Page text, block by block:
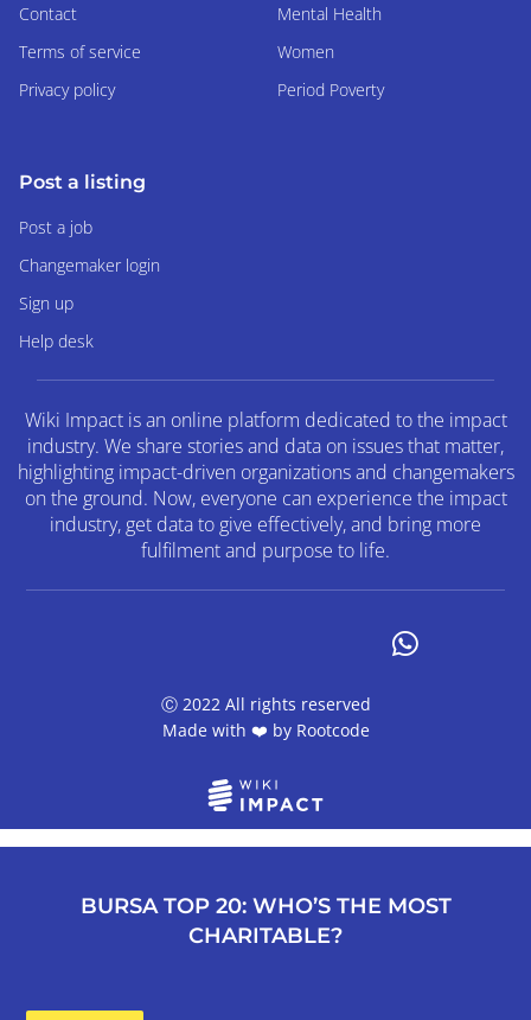
Contact
Terms of service
Privacy policy
Mental Health
Women
Period Poverty
Post a listing
Post a job
Changemaker login
Sign up
Help desk
Wiki Impact is an online platform dedicated to the impact
industry. We share stories and data on issues that matter,
highlighting impact-driven organizations and changemakers
on the ground. Now, everyone can experience the impact
industry, get data to give effectively, and bring more
fulfilment and purpose to life.
Ⓒ 2022 All rights reserved
Made with ❤️ by Rootcode
BURSA TOP 20: WHO’S THE MOST
CHARITABLE?